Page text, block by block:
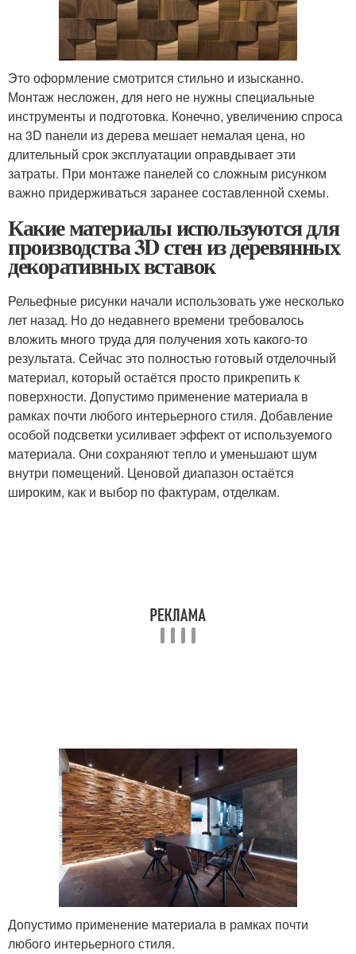
Это оформление смотрится стильно и изысканно.
Монтаж несложен, для него не нужны специальные
инструменты и подготовка. Конечно, увеличению спроса
на 3D панели из дерева мешает немалая цена, но
длительный срок эксплуатации оправдывает эти
затраты. При монтаже панелей со сложным рисунком
важно придерживаться заранее составленной схемы.
Какие материалы используются для
производства 3D стен из деревянных
декоративных вставок
Рельефные рисунки начали использовать уже несколько
лет назад. Но до недавнего времени требовалось
вложить много труда для получения хоть какого-то
результата. Сейчас это полностью готовый отделочный
материал, который остаётся просто прикрепить к
поверхности. Допустимо применение материала в
рамках почти любого интерьерного стиля. Добавление
особой подсветки усиливает эффект от используемого
материала. Они сохраняют тепло и уменьшают шум
внутри помещений. Ценовой диапазон остаётся
широким, как и выбор по фактурам, отделкам.
Допустимо применение материала в рамках почти
любого интерьерного стиля.